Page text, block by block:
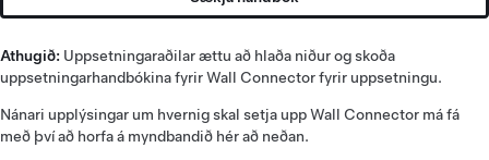
Athugið: Uppsetningaraðilar ættu að hlaða niður og skoða
uppsetningarhandbókina fyrir Wall Connector fyrir uppsetningu.
Nánari upplýsingar um hvernig skal setja upp Wall Connector má fá
með því að horfa á myndbandið hér að neðan.